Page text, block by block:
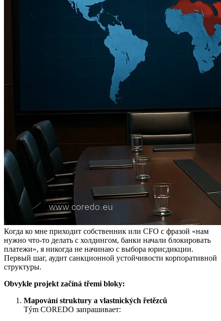
Когда ко мне приходит собственник или CFO с фразой «нам
нужно что‑то делать с холдингом, банки начали блокировать
платежи», я никогда не начинаю с выбора юрисдикции.
Первый шаг, аудит санкционной устойчивости корпоративной
структуры.
Obvykle projekt začíná třemi bloky:
Mapování struktury a vlastnických řetězců
Tým COREDO запрашивает: